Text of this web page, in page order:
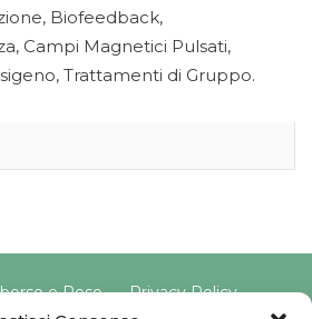
Biofeedback,
Campi Magnetici Pulsati,
Trattamenti di Gruppo.
e Reso
Privacy Policy
Cookie Policy